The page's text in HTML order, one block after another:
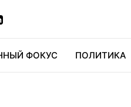
ФОКУС ПОЛИТИКА